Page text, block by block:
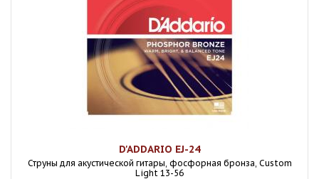
D'ADDARIO EJ-24
Струны для акустической гитары, фосфорная бронза, Custom
Light 13-56